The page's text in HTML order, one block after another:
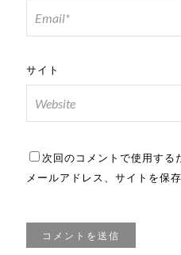
サイト
次回のコメントで使用する
メールアドレス、サイトを保存